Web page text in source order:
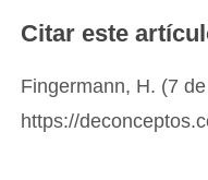
Citar este
Fingermann, H. (7
https://